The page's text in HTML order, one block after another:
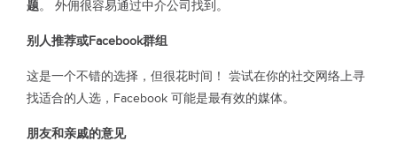
题。 外佣很容易通过中介公司找到。
别人推荐或Facebook群组
这是一个不错的选择，但很花时间！ 尝试在你的社交网络上寻
找适合的人选，Facebook 可能是最有效的媒体。
朋友和亲戚的意见